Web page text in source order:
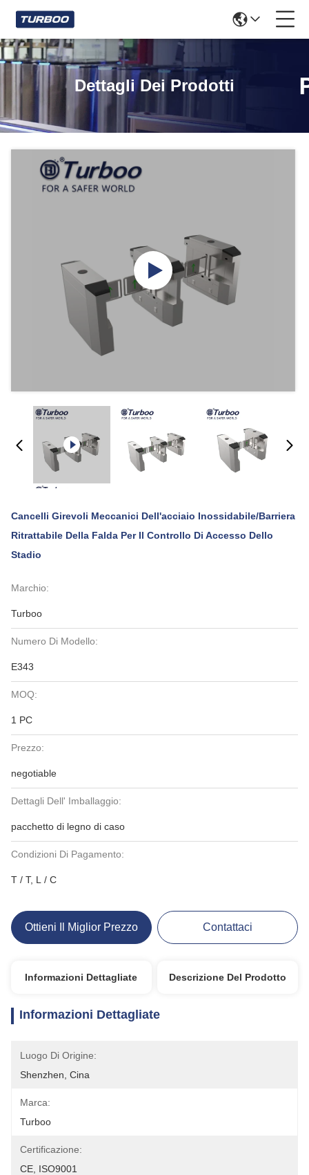
Dettagli Dei Prodotti
Cancelli Girevoli Meccanici Dell'acciaio Inossidabile/barriera
Ritrattabile Della Falda Per Il Controllo Di Accesso Dello
Stadio
Marchio:
Turboo
Numero Di Modello:
E343
MOQ:
1 PC
Prezzo:
negotiable
Dettagli Dell' Imballaggio:
pacchetto di legno di caso
Condizioni Di Pagamento:
T / T, L / C
Ottieni Il Miglior Prezzo Contattaci
Informazioni Dettagliate Descrizione Del Prodotto
Informazioni Dettagliate
Luogo Di Origine:
Shenzhen, Cina
Marca:
Turboo
Certificazione:
CE, ISO9001